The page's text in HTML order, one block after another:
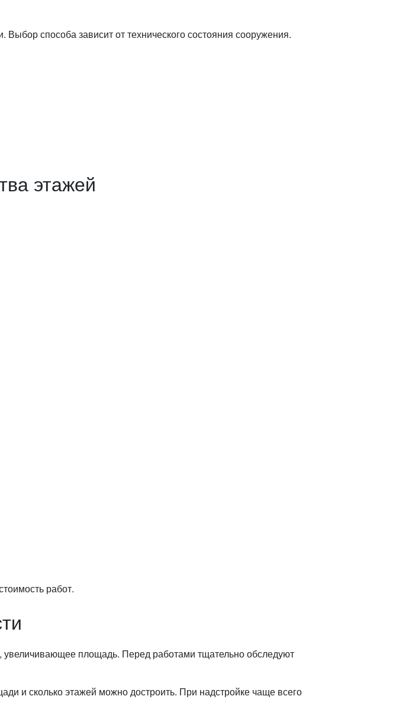
способа зависит от технического состояния сооружения.
этажей
работ.
площадь. Перед работами тщательно обследуют
и сколько этажей можно достроить. При надстройке чаще всего